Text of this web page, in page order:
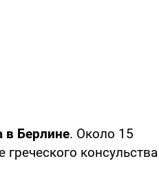
в Берлине. Около 15